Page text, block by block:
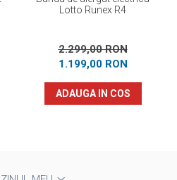
Lotto Runex R4
2.299,00 RON
1.199,00 RON
ADAUGA IN COS